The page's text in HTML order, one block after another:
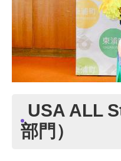
USA ALL
部門）